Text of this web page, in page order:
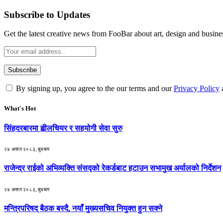
Subscribe to Updates
Get the latest creative news from FooBar about art, design and
By signing up, you agree to the our terms and ourPrivacy Policy
What's Hot
सिंहदरबारमा ह्वीलचियर र सहयोगी सेवा सुरु
२४ असार २०८३, बुधबार
राजेन्द्र राईको अभिव्यक्ति संसद्को रेकर्डबाट हटाउन सभामुख अर्यालको निर्देशन
२४ असार २०८३, बुधबार
मन्त्रिपरिषद् बैठक बस्दै, नयाँ मुख्यसचिव नियुक्त हुन सक्ने